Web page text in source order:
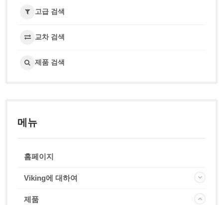
고급 검색
교차 검색
제품 검색
메뉴
홈페이지
Viking에 대하여
제품